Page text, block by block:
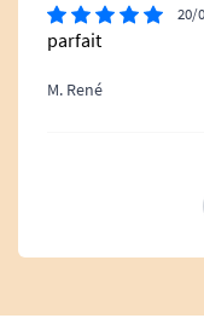
20/
parfait
M. René
Très bien et très